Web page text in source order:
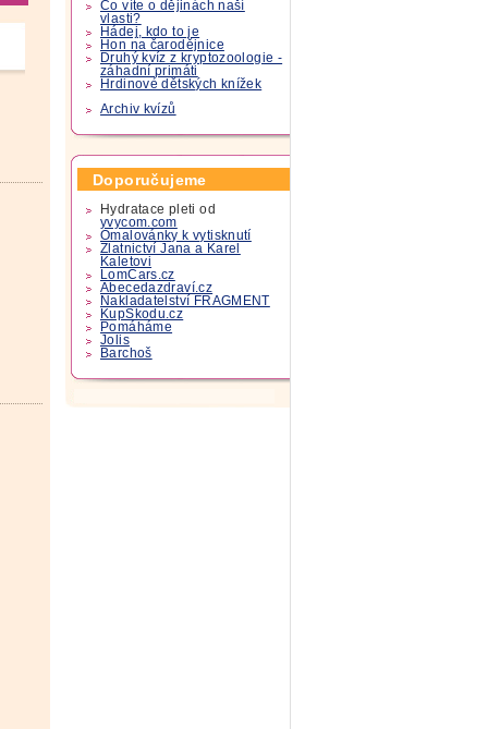
Co víte o dějinách naší
vlasti?
Hádej, kdo to je
Hon na čarodějnice
Druhý kvíz z kryptozoologie -
záhadní primáti
Hrdinové dětských knížek
Archiv kvízů
Doporučujeme
Hydratace pleti od
yvycom.com
Omalovánky k vytisknutí
Zlatnictví Jana a Karel
Kaletovi
LomCars.cz
Abecedazdraví.cz
Nakladatelství FRAGMENT
KupSkodu.cz
Pomáháme
Jolis
Barchoš